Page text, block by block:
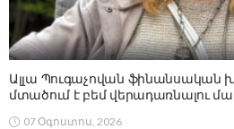
Ալլա Պուգաչովան ֆինանսական
մտածում է բեմ վերադառնալու
07 Օգոստոս, 2026